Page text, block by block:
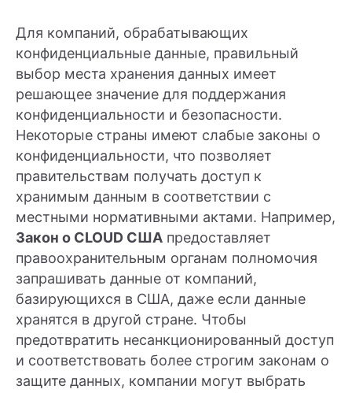
Для компаний, обрабатывающих
конфиденциальные данные, правильный
выбор места хранения данных имеет
решающее значение для поддержания
конфиденциальности и безопасности.
Некоторые страны имеют слабые законы о
конфиденциальности, что позволяет
правительствам получать доступ к
хранимым данным в соответствии с
местными нормативными актами. Например,
Закон о CLOUD США предоставляет
правоохранительным органам полномочия
запрашивать данные от компаний,
базирующихся в США, даже если данные
хранятся в другой стране. Чтобы
предотвратить несанкционированный доступ
и соответствовать более строгим законам о
защите данных, компании могут выбрать